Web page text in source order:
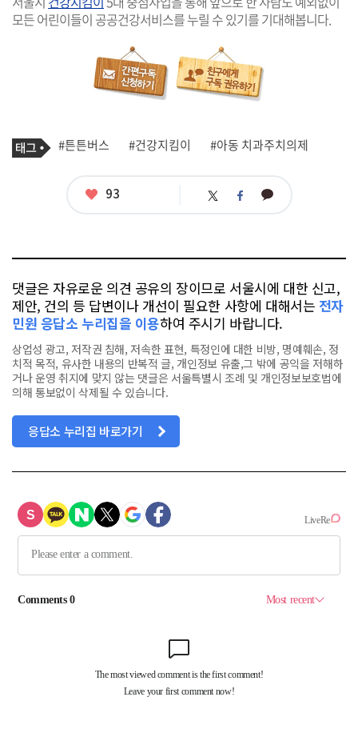
모든 어린이들이 공공건강서비스를 누릴 수 있기를 기대해봅니다.
기
사
태
그
#튼튼버스 #건강지킴이 #아동 치과주치의제
좋
93 트 페 카
댓글은 자유로운 의견 공유의 장이므로 서울시에 대한 신고,
제안, 건의 등 답변이나 개선이 필요한 사항에 대해서는 전자
민원 응답소 누리집을 이용하여 주시기 바랍니다.
상업성 광고, 저작권 침해, 저속한 표현, 특정인에 대한 비방, 명예훼손, 정
치적 목적, 유사한 내용의 반복적 글, 개인정보 유출,그 밖에 공익을 저해하
거나 운영 취지에 맞지 않는 댓글은 서울특별시 조례 및 개인정보보호법에
의해 통보없이 삭제될 수 있습니다.
응답소 누리집 바로가기